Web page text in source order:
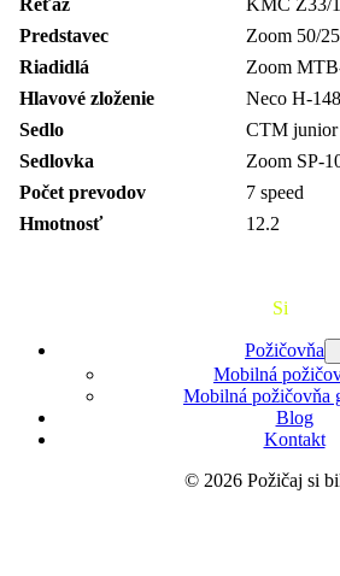
Reťaz
KMC Z33/
Predstavec
Zoom 50/
Riadidlá
Zoom
Hlavové zloženie
Neco H-
Sedlo
CTM junior
Sedlovka
Zoom SP-
Počet prevodov
7 speed
Hmotnosť
12.2
Si
Požičovňa
Mobilná
Mobilná požičovňa
Blog
Kontakt
© 2026 Požičaj si